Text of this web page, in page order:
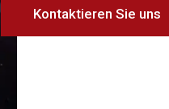
Kontaktieren Sie uns